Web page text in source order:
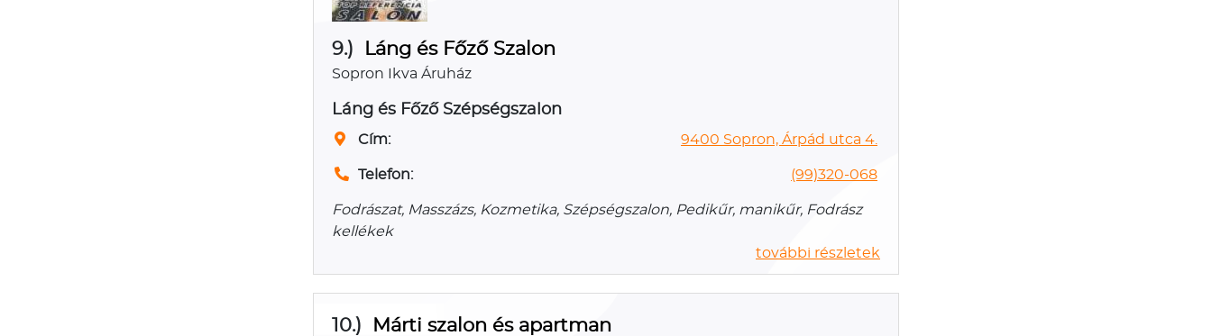
9.) Láng és Főző Szalon
Sopron Ikva Áruház
Láng és Főző Szépségszalon
Cím: 9400 Sopron, Árpád utca 4.
Telefon: (99)320-068
Fodrászat, Masszázs, Kozmetika, Szépségszalon, Pedikűr, manikűr, Fodrász
kellékek
további részletek
10.) Márti szalon és apartman